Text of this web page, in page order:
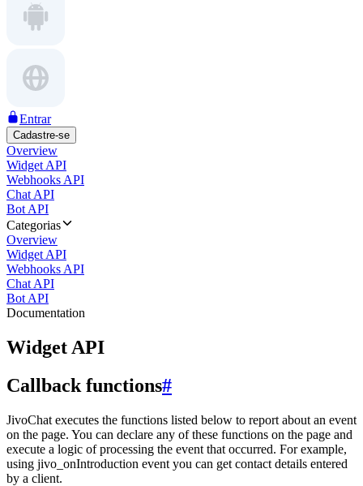
Entrar
Cadastre-se
Overview
Widget API
Webhooks API
Chat API
Bot API
Categorias
Overview
Widget API
Webhooks API
Chat API
Bot API
Documentation
Widget API
Callback functions#
JivoChat executes the functions listed below to report about an event
on the page. You can declare any of these functions on the page and
execute a logic of processing the event that occurred. For example,
using jivo_onIntroduction event you can get contact details entered
by a client.